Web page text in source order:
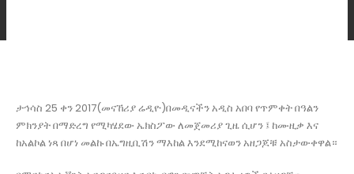
ታኅሳስ 25 ቀን 2017(መናኸሪያ ሬዲዮ)በመዲናችን አዲስ አበባ የጥምቀት በዓልን
ምክንያት በማድረግ የሚካሄደው ኤክስፖው ለመጀመሪያ ጊዜ ሲሆን ፤ ከሙዚቃ እና
ከአልኮል ነጻ በሆነ መልኩ በኤግዚቢሽን ማእከል እንደሚከናወን አዘጋጆቹ አስታውቀዋል።